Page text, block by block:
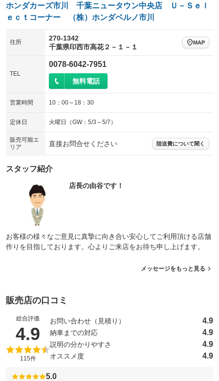
ホンダカーズ市川 千葉ニュータウン中央店 Ｕ－Ｓｅｌ
ｅｃｔコーナー （株）ホンダベルノ市川
住所
270-1342
千葉県印西市高花２－１－１
MAP
TEL
0078-6042-7951
無料電話
営業時間 10：00～18：30
定休日 火曜日（GW：5/3～5/7）
販売可能エ
リア
直接お問合せください 陸送費について聞く
スタッフ紹介
店長の由谷です！
お客様の様々なご意見に真摯に向き合い安心してご利用頂ける店舗
作りを目指しております。心よりご来店をお待ち申し上げます。
メッセージをもっと見る
販売店の口コミ
総合評価
4.9 （5点満点中）
115件
お問い合わせ（見積り） 4.9
納車までの対応 4.9
説明の分かりやすさ 4.9
オススメ度 4.9
5.0